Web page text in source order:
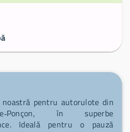
pentru autorulote din
în superbe
Ideală pentru o pauză